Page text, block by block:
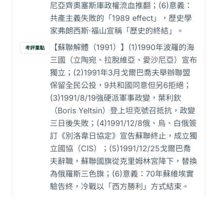
尼亞齊奧塞斯庫政權流血推翻；(6)意義：
共產主義失敗的「1989 effect」，歷史學
家弗朗西斯·福山宣稱「歷史的終結」。
考評重點
【蘇聯解體（1991）】(1)1990年波羅的海
三國（立陶宛、拉脫維亞、愛沙尼亞）宣布
獨立；(2)1991年3月戈爾巴喬夫舉辦聯盟
保留全民公投，9共和國同意但另6拒絕；
(3)1991/8/19強硬派軍事政變，葉利欽
（Boris Yeltsin）登上坦克號召抵抗，政變
三日後失敗；(4)1991/12/8俄、烏、白俄簽
訂《別洛韋日協定》宣告蘇聯終止，成立獨
立國協（CIS）；(5)1991/12/25戈爾巴喬
夫辭職，蘇聯國旗從克里姆林宮降下，替換
為俄羅斯三色旗；(6)意義：70年蘇維埃實
驗告終，冷戰以「西方勝利」方式結束。